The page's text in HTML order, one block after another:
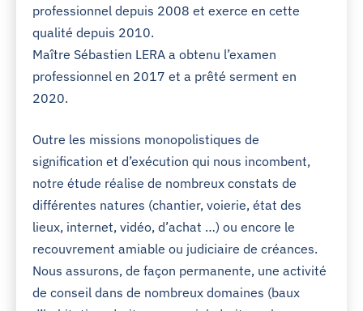
professionnel depuis 2008 et exerce en cette
qualité depuis 2010.
Maître Sébastien LERA a obtenu l’examen
professionnel en 2017 et a prêté serment en
2020.
Outre les missions monopolistiques de
signification et d’exécution qui nous incombent,
notre étude réalise de nombreux constats de
différentes natures (chantier, voierie, état des
lieux, internet, vidéo, d’achat …) ou encore le
recouvrement amiable ou judiciaire de créances.
Nous assurons, de façon permanente, une activité
de conseil dans de nombreux domaines (baux